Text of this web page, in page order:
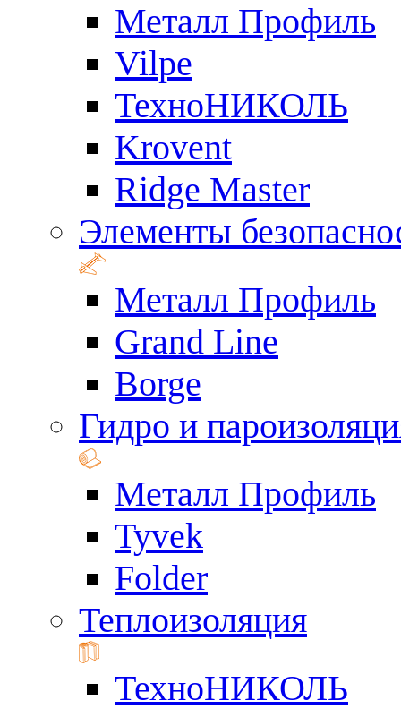
Металл Профиль
Vilpe
ТехноНИКОЛЬ
Krovent
Ridge Master
Элементы
Металл Профиль
Grand Line
Borge
Гидро и
Металл Профиль
Tyvek
Folder
Теплоизоляция
ТехноНИКОЛЬ